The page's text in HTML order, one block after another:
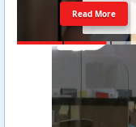
Read More